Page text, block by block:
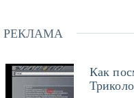
РЕКЛАМА
Как